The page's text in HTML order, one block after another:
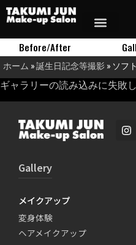
Before/After
ホーム »誕生日記念等撮影 » ソフ
ギャラリーの読み込みに失敗し
Gallery
メイクアップ
変身体験
ヘアメイクアップ